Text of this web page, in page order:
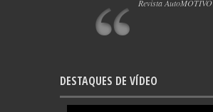
Revista AutoMOTIVO
DESTAQUES DE VÍDEO